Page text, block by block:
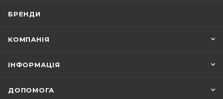
БРЕНДИ
КОМПАНІЯ
ІНФОРМАЦІЯ
ДОПОМОГА